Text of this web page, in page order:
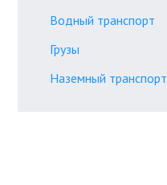
Водный транспорт
Грузы
Наземный транспорт